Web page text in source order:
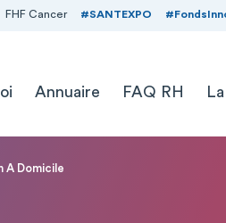
FHF Cancer #SANTEXPO
Annuaire FAQ RH
A Domicile